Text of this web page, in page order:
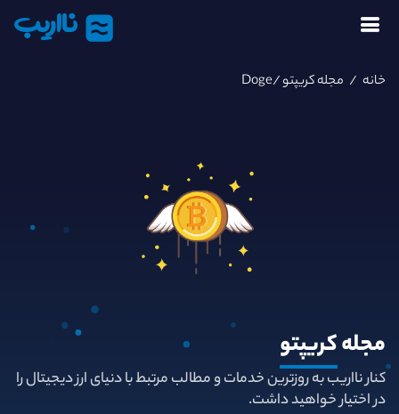
نااریب
خانه / مجله کریپتو/Doge
مجلهکریپتو
کنار نااریب به روزترین خدمات و مطالب مرتبط با دنیای ارز دیجیتال را
در اختیار خواهید داشت.